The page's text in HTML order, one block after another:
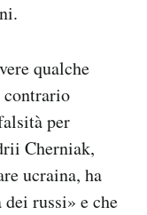
qualche
contrario
per
Cherniak,
ucraina, ha
dei russi» e che